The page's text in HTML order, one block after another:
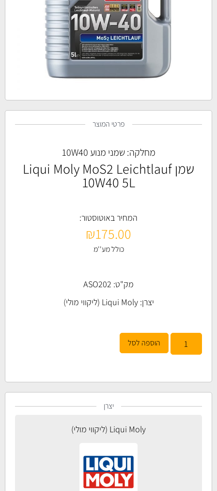
פרטי המוצר
מחלקה: שמני מנוע 10W40
שמן Liqui Moly MoS2 Leichtlauf
10W40 5L
המחיר באוטוסטור:
₪175.00
כולל מע''מ
מק"ט: ASO202
יצרן:Liqui Moly (ליקווי מולי)
הוספה לסל
יצרן
Liqui Moly (ליקווי מולי)